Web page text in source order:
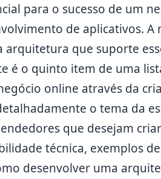
para o sucesso de um
de aplicativos. A
que suporte
é o quinto item de uma
online através da
o tema da
que desejam
técnica, exemplos
desenvolver uma